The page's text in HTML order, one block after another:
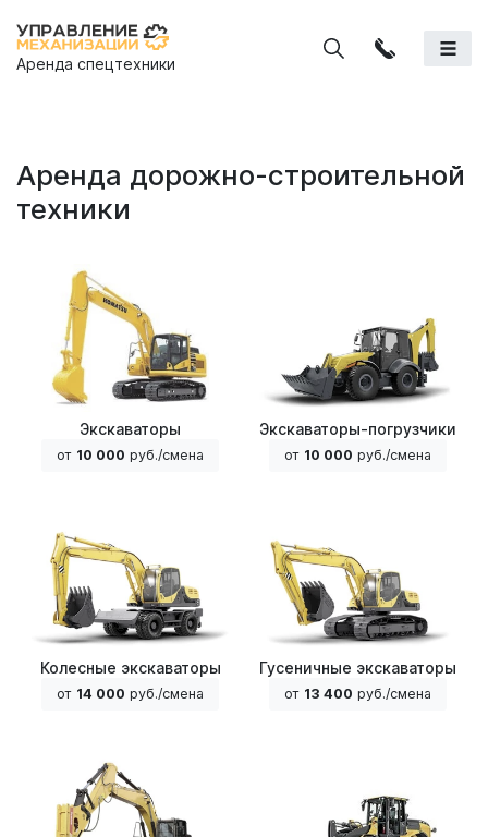
Аренда спецтехники
Аренда дорожно-строительной
техники
Экскаваторы
от 10 000 руб./смена
Экскаваторы-погрузчики
от 10 000 руб./смена
Колесные экскаваторы
от 14 000 руб./смена
Гусеничные экскаваторы
от 13 400 руб./смена